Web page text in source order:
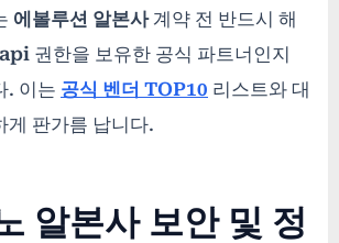
에볼루션 알본사계약 전 반드시 해
권한을 보유한 공식 파트너인지
. 이는 공식 벤더 TOP10 리스트와 대
게 판가름 납니다.
알본사 보안 및 정